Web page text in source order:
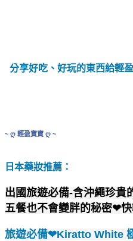
分享好吃、好玩的東西給輕
~ ღ 輕盈寶寶 ღ ~
日本藥妝推薦：
出國旅遊必備-含沖繩珍貴
五餐也不會變胖的秘密❤
旅遊必備❤Kiratto White